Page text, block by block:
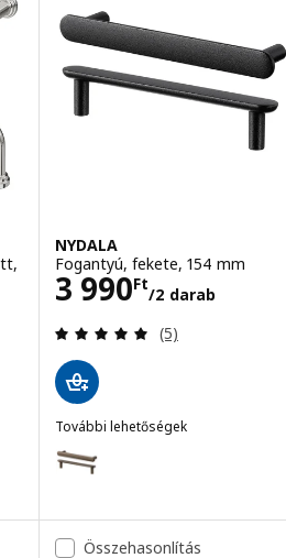
5 csillag. Összes vélemény:
fekete/krómozott, 141 mm
NYDALA
Fogantyú, fekete, 154 mm
3 990Ft
/2 darab
Ár 3990Ft/2
Vélemény: 5
(5)
További lehetőségek
Lehetőség: NYDALA,
Összehasonlítás